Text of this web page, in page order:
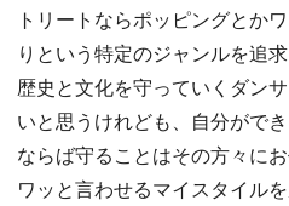
トリートならポッピングとか
りという特定のジャンルを追
歴史と文化を守っていくダン
いと思うけれども、自分がで
ならば守ることはその方々に
ワッと言わせるマイスタイル